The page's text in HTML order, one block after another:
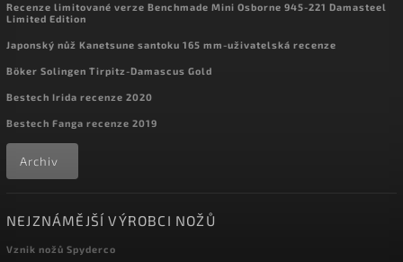
Recenze limitované verze Benchmade Mini Osborne 945-221 Damasteel
Limited Edition
Japonský nůž Kanetsune santoku 165 mm-uživatelská recenze
Böker Solingen Tirpitz-Damascus Gold
Bestech Irida recenze 2020
Bestech Fanga recenze 2019
Archiv
NEJZNÁMĚJŠÍ VÝROBCI NOŽŮ
Vznik nožů Spyderco